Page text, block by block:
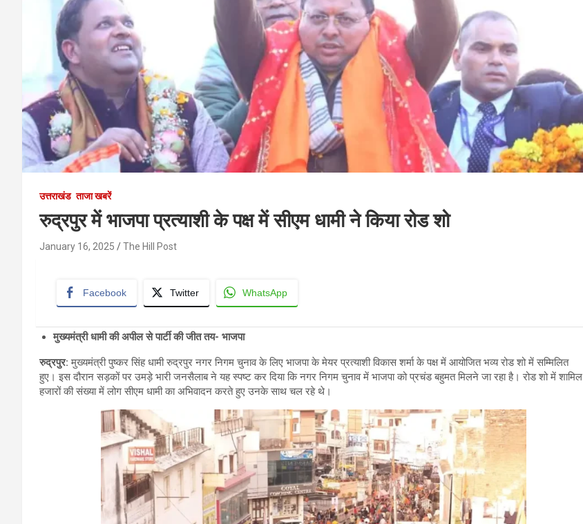
उत्तराखंड ताजा खबरें
रुद्रपुर में भाजपा प्रत्याशी के पक्ष में सीएम धामी ने किया रोड शो
January 16, 2025 The Hill Post
Facebook Twitter WhatsApp
मुख्यमंत्री धामी की अपील से पार्टी की जीत तय- भाजपा
रुद्रपुर: मुख्यमंत्री पुष्कर सिंह धामी रुद्रपुर नगर निगम चुनाव के लिए भाजपा के मेयर प्रत्याशी विकास शर्मा के पक्ष में आयोजित भव्य रोड शो में सम्मिलित
हुए। इस दौरान सड़कों पर उमड़े भारी जनसैलाब ने यह स्पष्ट कर दिया कि नगर निगम चुनाव में भाजपा को प्रचंड बहुमत मिलने जा रहा है। रोड शो में शामिल
हजारों की संख्या में लोग सीएम धामी का अभिवादन करते हुए उनके साथ चल रहे थे।